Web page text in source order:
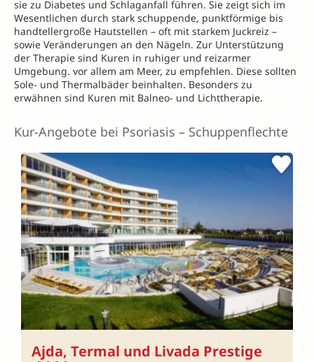
sie zu Diabetes und Schlaganfall führen. Sie zeigt sich im
Wesentlichen durch stark schuppende, punktförmige bis
handtellergroße Hautstellen – oft mit starkem Juckreiz –
sowie Veränderungen an den Nägeln. Zur Unterstützung
der Therapie sind Kuren in ruhiger und reizarmer
Umgebung. vor allem am Meer, zu empfehlen. Diese sollten
Sole- und Thermalbäder beinhalten. Besonders zu
erwähnen sind Kuren mit Balneo- und Lichttherapie.
Kur-Angebote bei Psoriasis – Schuppenflechte
Ajda, Termal und Livada Prestige